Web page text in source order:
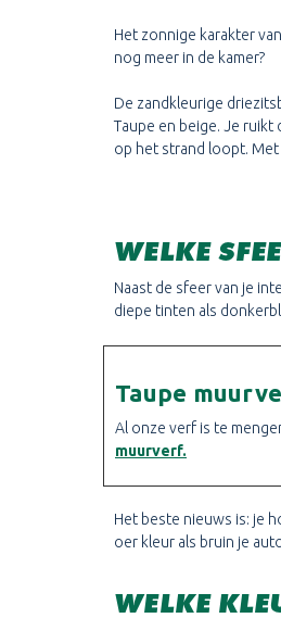
Het zonnige karakter
nog meer in de kamer?
De zandkleurige
Taupe en beige. Je
op het strand loopt. Met
WELKE
Naast de sfeer van je
diepe tinten als
Taupe
Al onze verf is te
muurverf.
Het beste nieuws is: je
oer kleur als bruin je
WELKE